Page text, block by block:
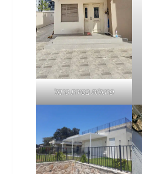
פרגולות בטירת כרמל